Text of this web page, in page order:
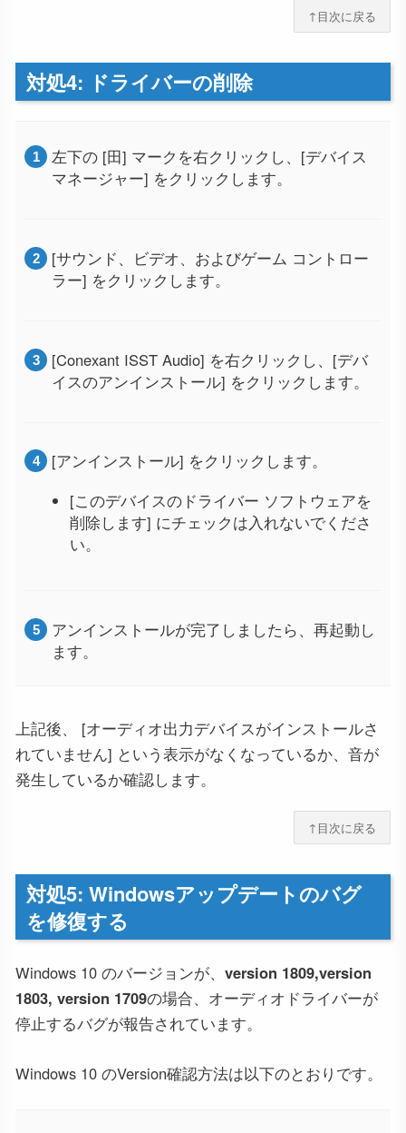
↑目次に戻る
対処4: ドライバーの削除
左下の [田] マークを右クリックし、[デバイス
マネージャー] をクリックします。
[サウンド、ビデオ、およびゲーム コントロー
ラー] をクリックします。
[Conexant ISST Audio] を右クリックし、[デバ
イスのアンインストール] をクリックします。
[アンインストール] をクリックします。
[このデバイスのドライバー ソフトウェアを
削除します] にチェックは入れないでくださ
い。
アンインストールが完了しましたら、再起動し
ます。
上記後、 [オーディオ出力デバイスがインストールさ
れていません] という表示がなくなっているか、音が
発生しているか確認します。
↑目次に戻る
対処5: Windowsアップデートのバグ
を修復する
Windows 10 のバージョンが、 version 1809,version
1803, version 1709の場合、オーディオドライバーが
停止するバグが報告されています。
Windows 10 のVersion確認方法は以下のとおりです。